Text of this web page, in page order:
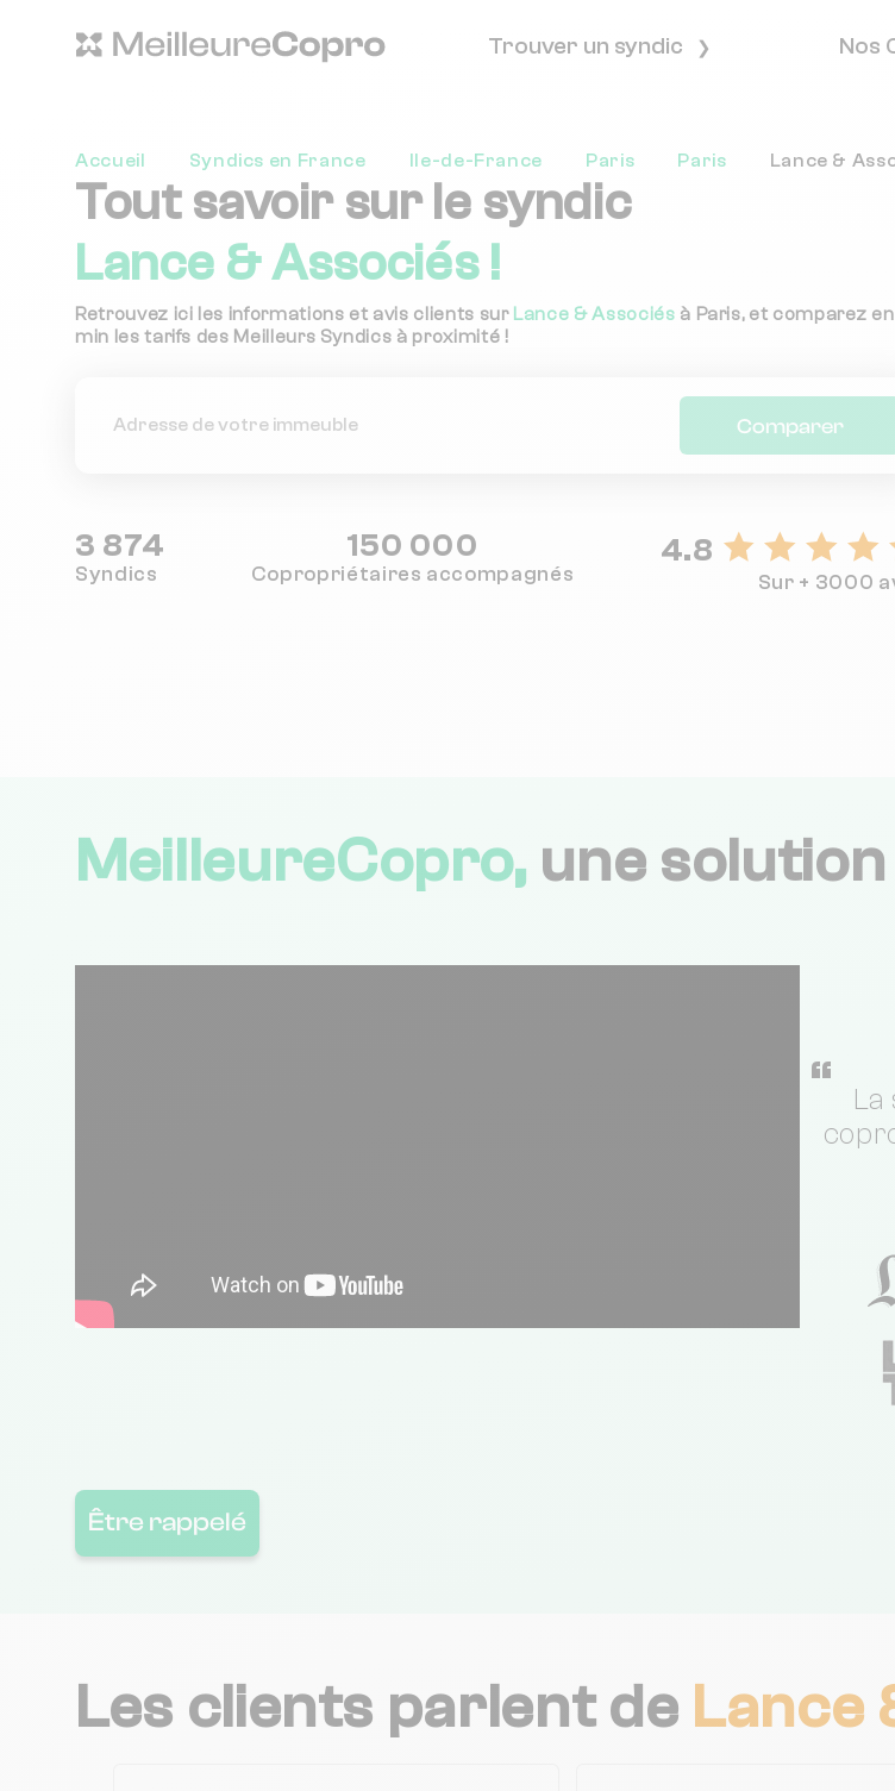
Trouver un syndic Nos
Accueil Syndics en France Ile-de-France Paris Paris Lance &
Tout savoir sur le syndic
Lance & Associés !
Retrouvez ici les informations et avis clients sur Lance & Associés à Paris, et comparez
min les tarifs des Meilleurs Syndics à proximité !
Comparer
3 874
Syndics
150 000
Copropriétaires accompagnés
4.8
Sur + 3000
MeilleureCopro, une
“
Être rappelé
Les clients parlent de Lance